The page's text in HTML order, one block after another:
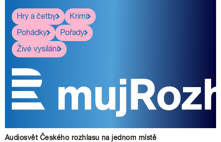
Hry a četby
Krimi
Pohádky
Pořady
Živé vysílání
Audiosvět Českého rozhlasu na jednom místě